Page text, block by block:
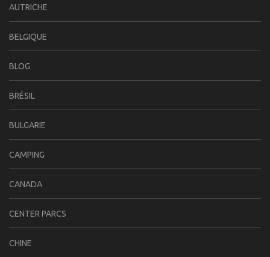
AUTRICHE
BELGIQUE
BLOG
BRÉSIL
BULGARIE
CAMPING
CANADA
CENTER PARCS
CHINE